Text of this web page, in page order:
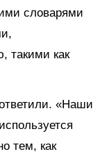
словарями
такими как
«Наши
тем, как